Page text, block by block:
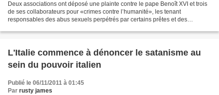
Deux associations ont déposé une plainte contre le pape Benoît XVI et trois
de ses collaborateurs pour «crimes contre l’humanité», les tenant
responsables des abus sexuels perpétrés par certains prêtes et des
L'Italie commence à dénoncer le satanisme au
sein du pouvoir italien
Publié le 06/11/2011 à 01:45
Par rusty james